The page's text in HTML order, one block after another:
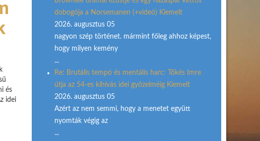
és
idei
dobogója a Norsemanen (+videó) Kiemelt
2026. augusztus 05
nagyon szép történet. mármint főleg ahhoz képest,
hogy milyen kemény
...
Re: Brutális tempó és mentális harc: Tőkés Imre
útja az 54-es kihívás idei győzelméig Kiemelt
2026. augusztus 05
Azért az nem semmi, hogy a menetet együtt
nyomták végig az
...